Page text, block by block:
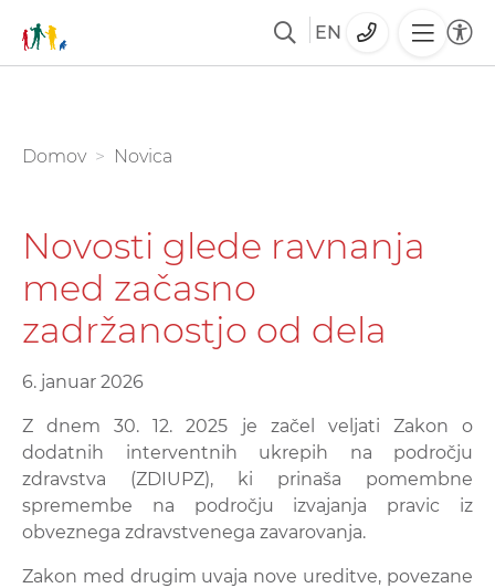
glavno
EN
You are here:
Domov Novica
Novosti glede ravnanja
med začasno
zadržanostjo od dela
6. januar 2026
Z dnem 30. 12. 2025 je začel veljati Zakon o
dodatnih interventnih ukrepih na področju
zdravstva (ZDIUPZ), ki prinaša pomembne
spremembe na področju izvajanja pravic iz
obveznega zdravstvenega zavarovanja.
Zakon med drugim uvaja nove ureditve, povezane